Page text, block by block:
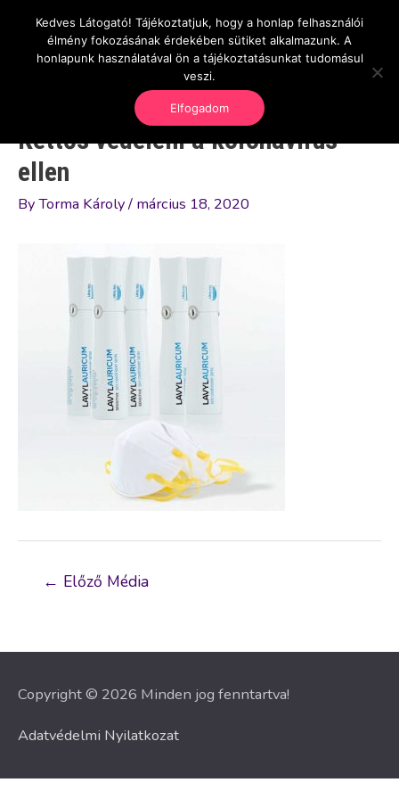
content
OnlineSeedsMan
Üzlet és szabadság
Main
Kettős védelem a koronavírus
ellen
ByTorma Károly/ március 18, 2020
Bejegyzés
← Előző Média
Copyright © 2026 Minden jog fenntartva!
Adatvédelmi Nyilatkozat
Kedves Látogató! Tájékoztatjuk, hogy a honlap felhasználói
élmény fokozásának érdekében sütiket alkalmazunk. A
honlapunk használatával ön a tájékoztatásunkat tudomásul
veszi.
Elfogadom